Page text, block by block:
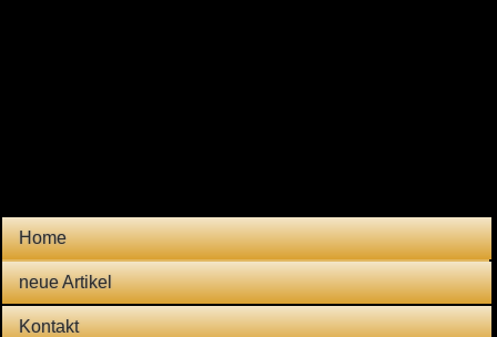
Home
neue Artikel
Kontakt